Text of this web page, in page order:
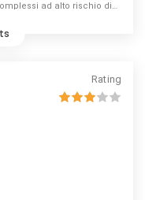
ad alto rischio di
CFD con questo
Rating